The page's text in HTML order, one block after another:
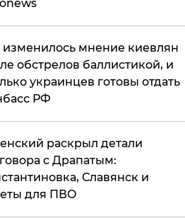
изменилось мнение киевлян
обстрелов баллистикой, и
украинцев готовы отдать
РФ
раскрыл детали
с Драпатым:
Славянск и
для ПВО